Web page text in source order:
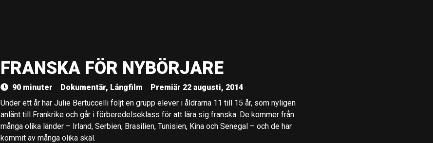
FRANSKA FÖR NYBÖRJARE
90 minuter Dokumentär, Långfilm
Premiär 22 augusti, 2014
Under ett år har Julie Bertuccelli följt en grupp elever i åldrarna 11 till 15 år, som nyligen
anlänt till Frankrike och går i förberedelseklass för att lära sig franska. De kommer från
många olika länder – Irland, Serbien, Brasilien, Tunisien, Kina och Senegal – och de har
kommit av många olika skäl.